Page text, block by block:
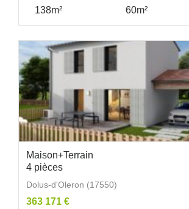
138m² 60m²
Maison+Terrain
4 pièces
Dolus-d'Oleron (17550)
363 171 €